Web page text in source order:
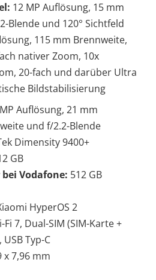
12 MP Auflösung, 15 mm
Blende und 120° Sichtfeld
115 mm Brennweite,
nativer Zoom, 10x
20-fach und darüber Ultra
Bildstabilisierung
Auflösung, 21 mm
und f/2.2-Blende
Dimensity 9400+
GB
Vodafone: 512 GB
HyperOS 2
Fi 7, Dual-SIM (SIM-Karte +
Typ-C
x 7,96 mm